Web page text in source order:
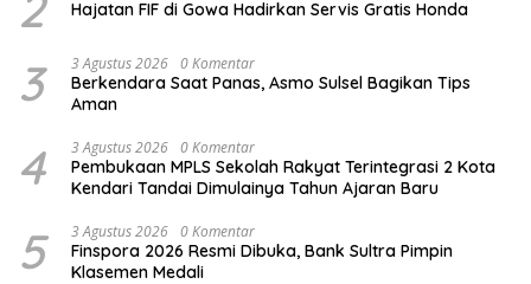
Hajatan FIF di Gowa Hadirkan Servis Gratis Honda
3 3 Agustus 2026 0 Komentar
Berkendara Saat Panas, Asmo Sulsel Bagikan Tips
Aman
4 3 Agustus 2026 0 Komentar
Pembukaan MPLS Sekolah Rakyat Terintegrasi 2 Kota
Kendari Tandai Dimulainya Tahun Ajaran Baru
5 3 Agustus 2026 0 Komentar
Finspora 2026 Resmi Dibuka, Bank Sultra Pimpin
Klasemen Medali